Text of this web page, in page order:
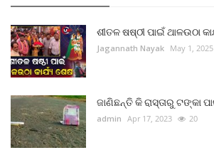
ଶୀତଳ ଷଷ୍ଠୀ ପାଇଁ ଥାଳଉଠା
Jagannath Nayak May 1, 2025
ଜାଣିଛନ୍ତି କି ରାସ୍ତାରୁ ଟଙ୍କା
admin Apr 17, 2023 20